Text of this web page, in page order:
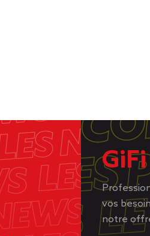
GiFi
vos
notre